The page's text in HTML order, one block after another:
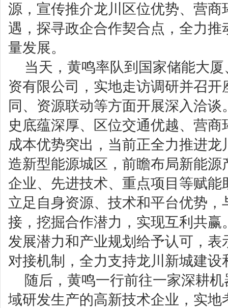
源，宣传推介龙川区位优势、营商
遇，探寻政企合作契合点，全力
量发展。
当天，黄鸣率队到国家储能大
资有限公司，实地走访调研并召
同、资源联动等方面开展深入洽
史底蕴深厚、区位交通优越、营
成本优势突出，当前正全力推进
造新型能源城区，前瞻布局新能
企业、先进技术、重点项目等赋能
立足自身资源、技术和平台优势
接，挖掘合作潜力，实现互利共赢
发展潜力和产业规划给予认可，
对接机制，全力支持龙川新城建
随后，黄鸣一行前往一家深耕
域研发生产的高新技术企业，实地